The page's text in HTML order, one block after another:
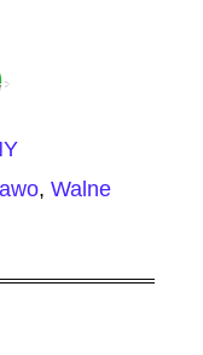
, Walne